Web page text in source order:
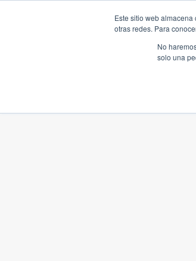
Este sitio web
otras redes. Para
No
solo una